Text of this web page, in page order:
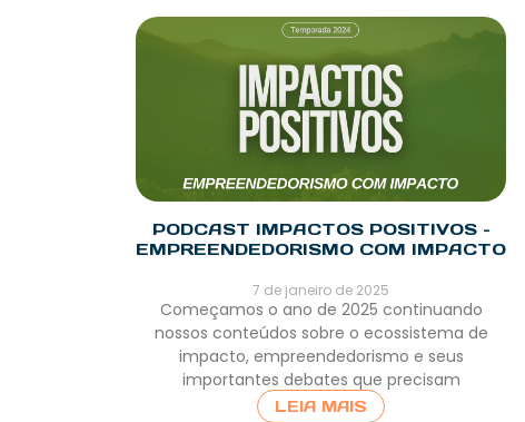
PODCAST IMPACTOS POSITIVOS –
EMPREENDEDORISMO COM IMPACTO
7 de janeiro de 2025
Começamos o ano de 2025 continuando
nossos conteúdos sobre o ecossistema de
impacto, empreendedorismo e seus
importantes debates que precisam
LEIA MAIS